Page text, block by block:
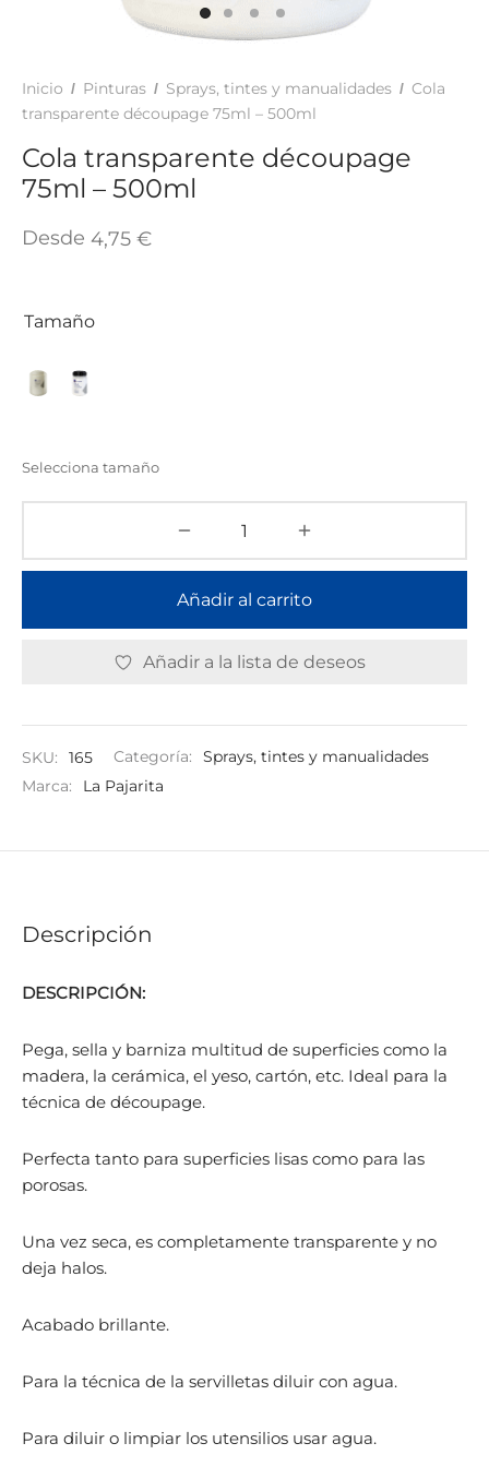
Inicio / Pinturas / Sprays, tintes y manualidades / Cola
transparente découpage 75ml – 500ml
Cola transparente découpage
75ml – 500ml
Desde 4,75 €
Tamaño
Selecciona tamaño
Añadir al carrito
Añadir a la lista de deseos
SKU: 165 Categoría:
Sprays, tintes y manualidades
Marca:
La Pajarita
Descripción
DESCRIPCIÓN:
Pega, sella y barniza multitud de superficies como la
madera, la cerámica, el yeso, cartón, etc. Ideal para la
técnica de découpage.
Perfecta tanto para superficies lisas como para las
porosas.
Una vez seca, es completamente transparente y no
deja halos.
Acabado brillante.
Para la técnica de la servilletas diluir con agua.
Para diluir o limpiar los utensilios usar agua.
ADHESIVOS Y COLAS
Y SUELOS
TINTES Y MANUALIDADES